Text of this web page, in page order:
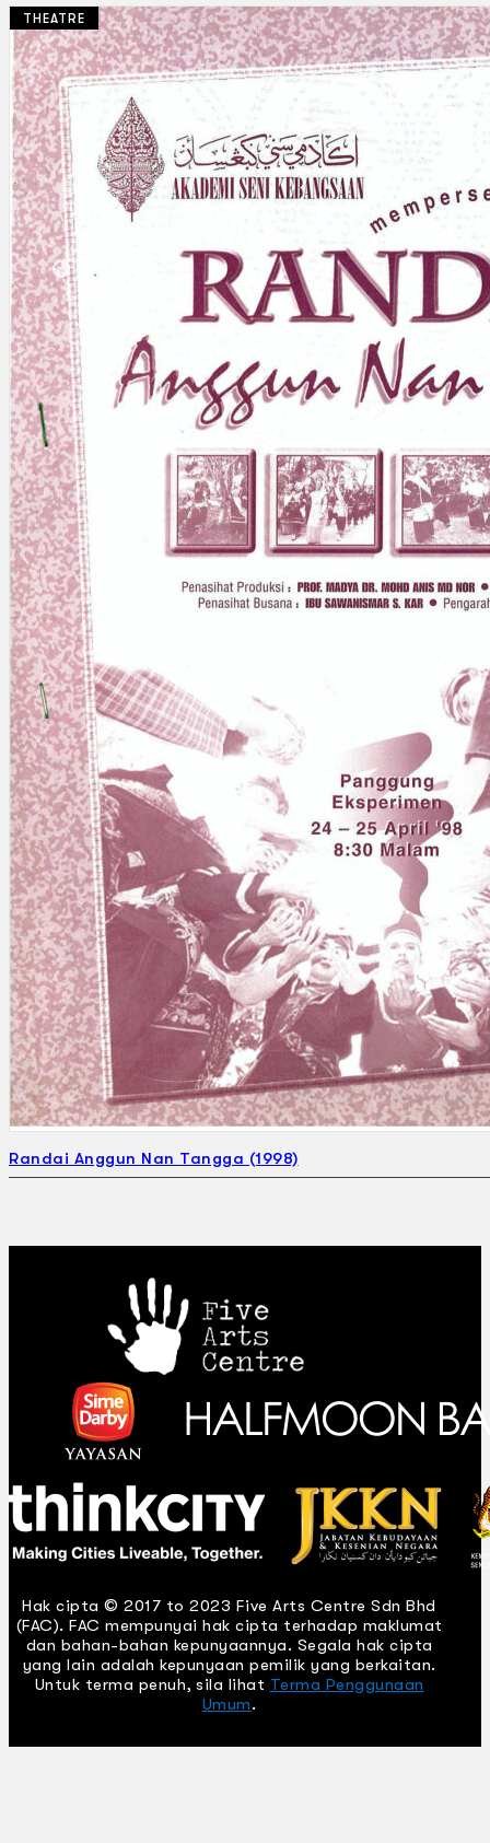
Koleksi Kami
Teater
Tarian
Artikel
Penapisan
Sejarah Lisan
Mengenai Kami
Hubungi Kami
BM
Cari laman web
Gelintar
×
THEATRE
Randai Anggun Nan Tangga (1998)
Hak cipta © 2017 to 2023 Five Arts Centre Sdn Bhd
(FAC). FAC mempunyai hak cipta terhadap maklumat
dan bahan-bahan kepunyaannya. Segala hak cipta
yang lain adalah kepunyaan pemilik yang berkaitan.
Untuk terma penuh, sila lihat Terma Penggunaan
Umum.